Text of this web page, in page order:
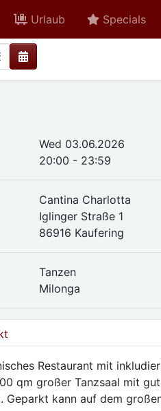
Urlaub Specials
Wed 03.06.2026
20:00 - 23:59
Cantina Charlotta
Iglinger Straße 1
86916 Kaufering
Tanzen
Milonga
Restaurant mit
qm großer Tanzsaal mit
Geparkt kann auf dem